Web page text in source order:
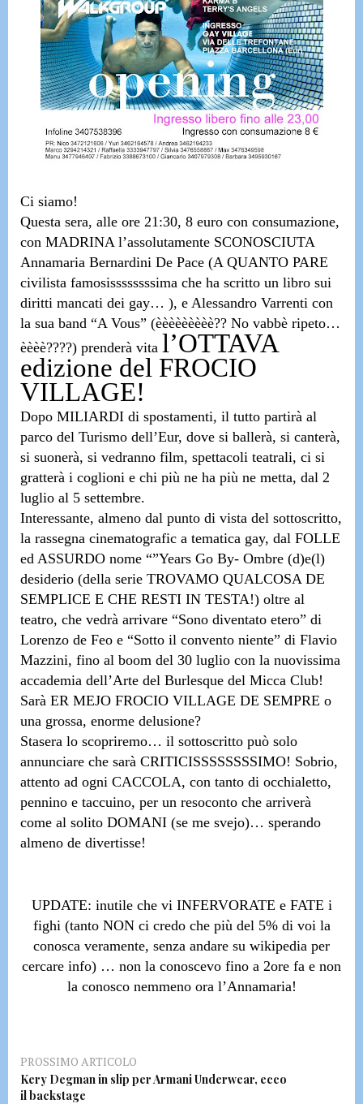
Ci siamo!
Questa sera, alle ore 21:30, 8 euro con consumazione,
con MADRINAl’assolutamente SCONOSCIUTA
Annamaria Bernardini De Pace (A QUANTO PARE
civilista famosissssssssima che ha scritto un libro sui
diritti mancati dei gay… ), e Alessandro Varrenti con
la sua band “A Vous” (èèèèèèèèè?? No vabbè ripeto…
èèèè????) prenderà vita l’OTTAVA
edizione del FROCIO
VILLAGE!
Dopo MILIARDI di spostamenti, il tutto partirà al
parco del Turismo dell’Eur, dove si ballerà, si canterà,
si suonerà, si vedranno film, spettacoli teatrali, ci si
gratterà i coglioni e chi più ne ha più ne metta, dal 2
luglio al 5 settembre.
Interessante, almeno dal punto di vista del sottoscritto,
la rassegna cinematografic a tematica gay, dal FOLLE
ed ASSURDO nome “”Years Go By- Ombre (d)e(l)
desiderio (della serie TROVAMO QUALCOSA DE
SEMPLICE E CHE RESTI IN TESTA!) oltre al
teatro, che vedrà arrivare “Sono diventato etero” di
Lorenzo de Feo e “Sotto il convento niente” di Flavio
Mazzini, fino al boom del 30 luglio con la nuovissima
accademia dell’Arte del Burlesque del Micca Club!
Sarà ER MEJO FROCIO VILLAGE DE SEMPRE o
una grossa, enorme delusione?
Stasera lo scopriremo… il sottoscritto può solo
annunciare che sarà CRITICISSSSSSSSIMO! Sobrio,
attento ad ogni CACCOLA, con tanto di occhialetto,
pennino e taccuino, per un resoconto che arriverà
come al solito DOMANI (se me svejo)… sperando
almeno de divertisse!
UPDATE: inutile che vi INFERVORATE e FATE i
fighi(tanto NON ci credo che più del 5% di voi la
conosca veramente, senza andare su wikipedia per
cercare info) … non la conoscevo fino a 2ore fa e non
la conosco nemmeno ora l’Annamaria!
PROSSIMO ARTICOLO
Kery Degman in slip per Armani Underwear, ecco
il backstage